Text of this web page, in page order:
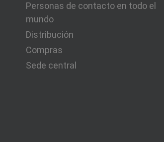
Personas de contacto en todo el
mundo
Distribución
Compras
Sede central